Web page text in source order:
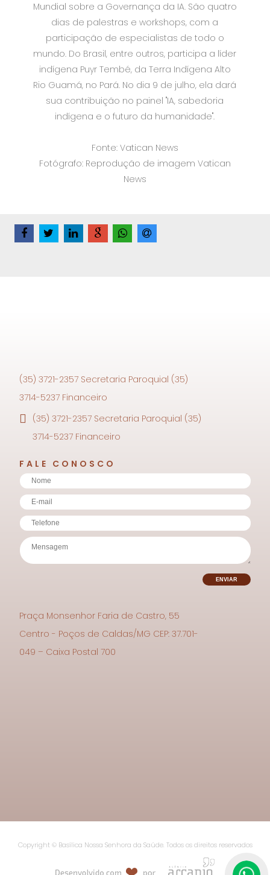
Mundial sobre a Governança da IA. São quatro
dias de palestras e workshops, com a
participação de especialistas de todo o
mundo. Do Brasil, entre outros, participa a líder
indígena Puyr Tembé, da Terra Indígena Alto
Rio Guamá, no Pará. No dia 9 de julho, ela dará
sua contribuição no painel "IA, sabedoria
indígena e o futuro da humanidade".
Fonte: Vatican News
Fotógrafo: Reprodução de imagem Vatican
News
(35) 3721-2357 Secretaria Paroquial (35)
3714-5237 Financeiro
(35) 3721-2357 Secretaria Paroquial (35)
3714-5237 Financeiro
FALE CONOSCO
Praça Monsenhor Faria de Castro, 55
Centro - Poços de Caldas/MG CEP: 37.701-
049 – Caixa Postal 700
Copyright © Basílica Nossa Senhora da Saúde. Todos os direitos reservados